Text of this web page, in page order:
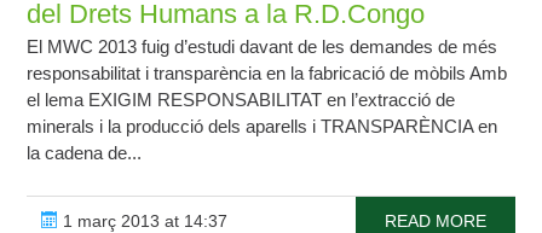
del Drets Humans a la R.D.Congo
El MWC 2013 fuig d’estudi davant de les demandes de més
responsabilitat i transparència en la fabricació de mòbils Amb
el lema EXIGIM RESPONSABILITAT en l’extracció de
minerals i la producció dels aparells i TRANSPARÈNCIA en
la cadena de...
1 març 2013 at 14:37 READ MORE